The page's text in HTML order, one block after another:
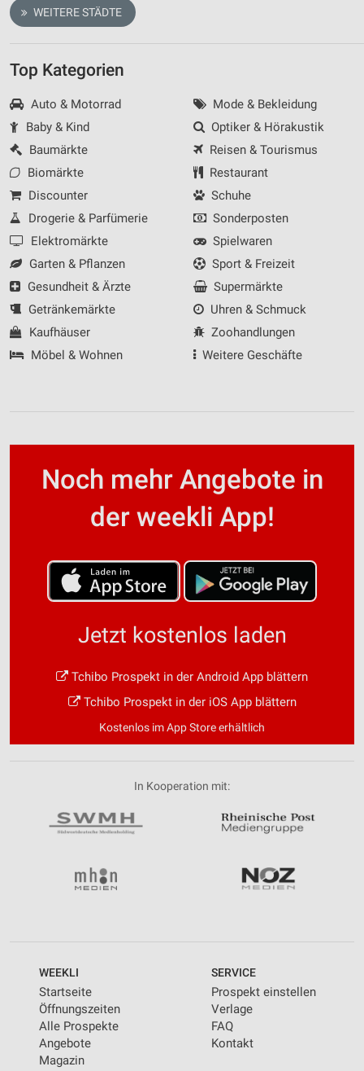
WEITERE STÄDTE
Top Kategorien
Auto & Motorrad
Baby & Kind
Baumärkte
Biomärkte
Discounter
Drogerie & Parfümerie
Elektromärkte
Garten & Pflanzen
Gesundheit & Ärzte
Getränkemärkte
Kaufhäuser
Möbel & Wohnen
Mode & Bekleidung
Optiker & Hörakustik
Reisen & Tourismus
Restaurant
Schuhe
Sonderposten
Spielwaren
Sport & Freizeit
Supermärkte
Uhren & Schmuck
Zoohandlungen
Weitere Geschäfte
Noch mehr Angebote in
der weekli App!
Jetzt kostenlos laden
Tchibo Prospekt in der Android App blättern
Tchibo Prospekt in der iOS App blättern
Kostenlos im App Store erhältlich
In Kooperation mit:
WEEKLI
Startseite
Öffnungszeiten
Alle Prospekte
Angebote
Magazin
SERVICE
Prospekt einstellen
Verlage
FAQ
Kontakt